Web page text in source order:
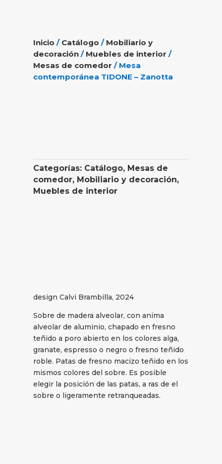
Inicio / Catálogo / Mobiliario y
decoración / Muebles de interior /
Mesas de comedor / Mesa
contemporánea TIDONE – Zanotta
Categorías: Catálogo, Mesas de
comedor, Mobiliario y decoración,
Muebles de interior
design Calvi Brambilla, 2024
Sobre de madera alveolar, con anima
alveolar de aluminio, chapado en fresno
teñido a poro abierto en los colores alga,
granate, espresso o negro o fresno teñido
roble. Patas de fresno macizo teñido en los
mismos colores del sobre. Es posible
elegir la posición de las patas, a ras de el
sobre o ligeramente retranqueadas.